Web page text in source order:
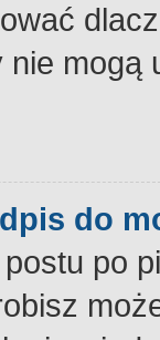
do
po